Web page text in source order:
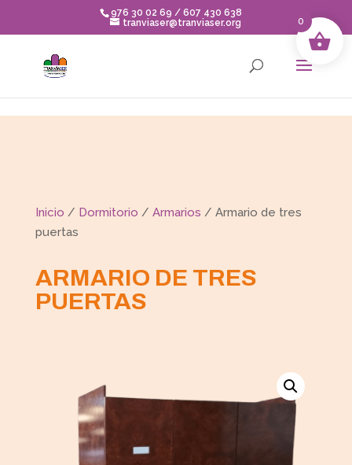
976 30 02 69 / 607 430 638
tranviaser@tranviaser.org
Inicio / Dormitorio / Armarios / Armario de tres
puertas
ARMARIO DE TRES
PUERTAS
0